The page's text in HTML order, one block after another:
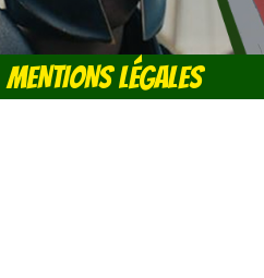
MENTIONS LÉGALES